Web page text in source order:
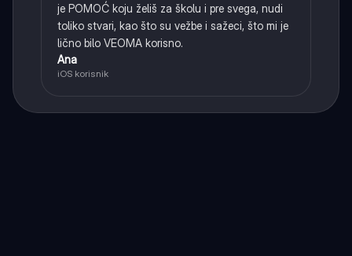
je POMOĆ koju želiš za školu i pre svega, nudi
toliko stvari, kao što su vežbe i sažeci, što mi je
lično bilo VEOMA korisno.
Ana
iOS korisnik